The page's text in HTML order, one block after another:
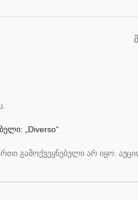
„Diverso“
გამოქვეყნებული არ იყო.